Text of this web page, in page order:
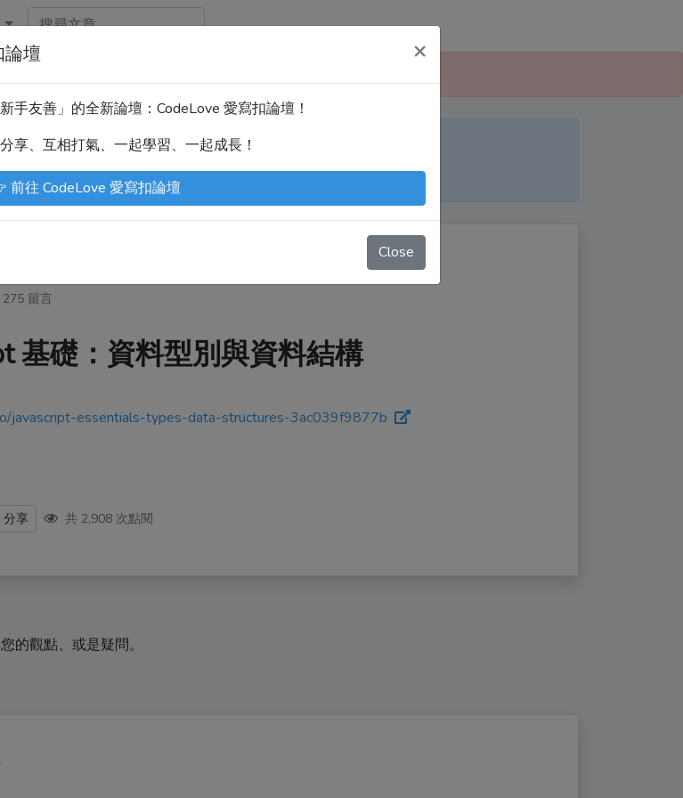
網誌的平台。歡迎您隨手紀錄、寫作，方便日後搜尋！
chenjenping Kevin Hou JuenTingShie
留言
基礎：資料型別與資料結構
javascript-essentials-types-data-structures-3ac039f9877b
分享 共 2,908 次點閱
的觀點、或是疑問。
論壇 ×
手友善」的全新論壇：CodeLove 愛寫扣論壇！
享、互相打氣、一起學習、一起成長！
前往 CodeLove 愛寫扣論壇
Close